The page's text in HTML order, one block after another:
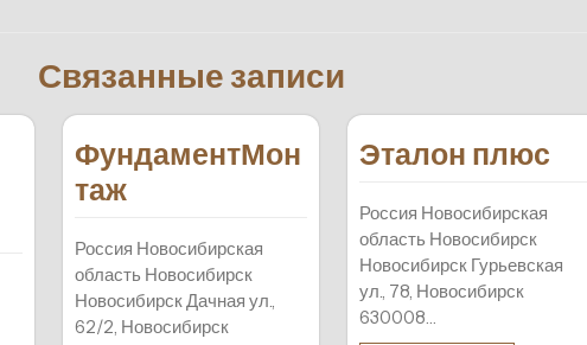
Связанные записи
ФундаментМон
таж
Россия Новосибирская
область Новосибирск
Новосибирск Дачная ул.,
62/2, Новосибирск
Эталон плюс
Россия Новосибирская
область Новосибирск
Новосибирск Гурьевская
ул., 78, Новосибирск
630008…